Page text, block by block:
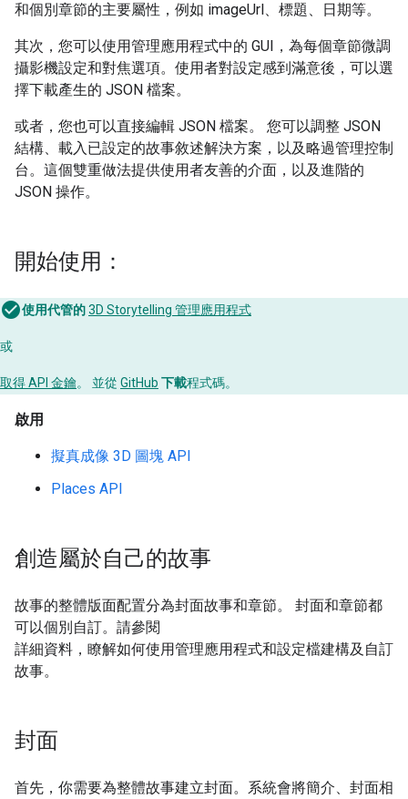
和個別章節的主要屬性，例如 imageUrl、標題、日期等。
其次，您可以使用管理應用程式中的 GUI，為每個章節微調
攝影機設定和對焦選項。使用者對設定感到滿意後，可以選
擇下載產生的 JSON 檔案。
或者，您也可以直接編輯 JSON 檔案。 您可以調整 JSON
結構、載入已設定的故事敘述解決方案，以及略過管理控制
台。這個雙重做法提供使用者友善的介面，以及進階的
JSON 操作。
開始使用：
使用代管的3D Storytelling 管理應用程式
或
取得 API 金鑰。 並從 GitHub 下載程式碼。
啟用
擬真成像 3D 圖塊 API
Places API
創造屬於自己的故事
故事的整體版面配置分為封面故事和章節。 封面和章節都
可以個別自訂。請參閱
詳細資料，瞭解如何使用管理應用程式和設定檔建構及自訂
故事。
封面
首先，你需要為整體故事建立封面。系統會將簡介、封面相